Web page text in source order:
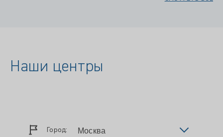
Наши центры
Город: